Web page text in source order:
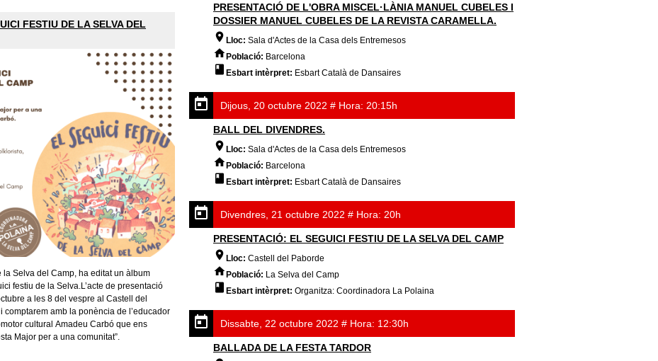
FESTIU DE LA SELVA DEL
Selva del Camp, ha editat un àlbum
festiu de la Selva.L’acte de presentació
a les 8 del vespre al Castell del
comptarem amb la ponència de l’educador
cultural Amadeu Carbó que ens
Major per a una comunitat”.
PRESENTACIÓ DE L'OBRA MISCEL·LÀNIA MANUEL CUBELES I
DOSSIER MANUEL CUBELES DE LA REVISTA CARAMELLA.
Lloc: Sala d'Actes de la Casa dels Entremesos
Població: Barcelona
Esbart intèrpret: Esbart Català de Dansaires
Dijous, 20 octubre 2022 # Hora: 20:15h
BALL DEL DIVENDRES.
Lloc: Sala d'Actes de la Casa dels Entremesos
Població: Barcelona
Esbart intèrpret: Esbart Català de Dansaires
Divendres, 21 octubre 2022 # Hora: 20h
PRESENTACIÓ: EL SEGUICI FESTIU DE LA SELVA DEL CAMP
Lloc: Castell del Paborde
Població: La Selva del Camp
Esbart intèrpret: Organitza: Coordinadora La Polaina
Dissabte, 22 octubre 2022 # Hora: 12:30h
BALLADA DE LA FESTA TARDOR